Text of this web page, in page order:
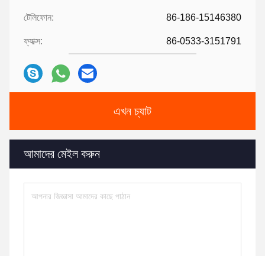
টেলিফোন: 86-186-15146380
ফ্যাক্স: 86-0533-3151791
এখন চ্যাট
আমাদের মেইল ​​করুন